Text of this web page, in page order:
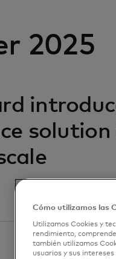
2025
Cómo utilizamos las
Utilizamos Cookies y
rendimiento,
también utilizamos
usuarios y sus